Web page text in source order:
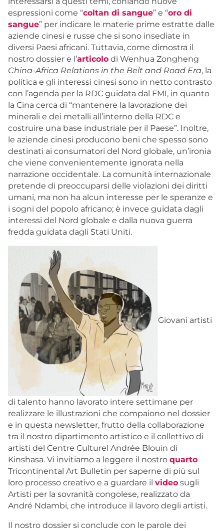
espressioni come “coltan di sangue” e “oro di
sangue” per indicare le materie prime estratte dalle
aziende cinesi e russe che si sono insediate in
diversi Paesi africani. Tuttavia, come dimostra il
nostro dossier e l’articolo di Wenhua Zongheng
China-Africa Relations in the Belt and Road Era, la
politica e gli interessi cinesi sono in netto contrasto
con l’agenda per la RDC guidata dal FMI, in quanto
la Cina cerca di “mantenere la lavorazione dei
minerali e dei metalli all’interno della RDC e
costruire una base industriale per il Paese”. Inoltre,
le aziende cinesi producono beni che spesso sono
destinati ai consumatori del Nord globale, un’ironia
che viene convenientemente ignorata nella
narrazione occidentale. La comunità internazionale
pretende di preoccuparsi delle violazioni dei diritti
umani, ma non ha alcun interesse per le speranze e
i sogni del popolo africano; è invece guidata dagli
interessi del Nord globale e dalla nuova guerra
fredda guidata dagli Stati Uniti.
Giovani artisti
di talento hanno lavorato intere settimane per
realizzare le illustrazioni che compaiono nel dossier
e in questa newsletter, frutto della collaborazione
tra il nostro dipartimento artistico e il collettivo di
artisti del Centre Culturel Andrée Blouin di
Kinshasa. Vi invitiamo a leggere il nostro quarto
Tricontinental Art Bulletin per saperne di più sul
loro processo creativo e a guardare il video sugli
Artisti per la sovranità congolese, realizzato da
André Ndambi, che introduce il lavoro degli artisti.
Il nostro dossier si conclude con le parole dei